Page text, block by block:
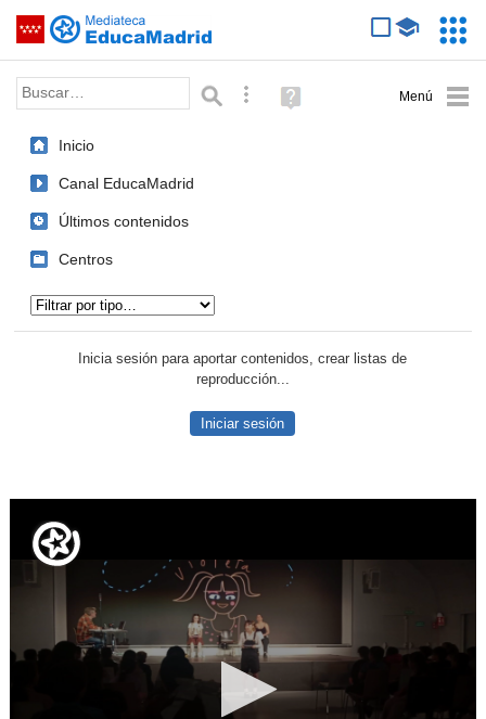
Saltar navegación
Palabra o frase: Búsqueda avanzada
Ayuda
(en
Inicio
Canal EducaMadrid
Últimos contenidos
Centros
Inicia sesión para aportar contenidos, crear listas de
reproducción...
Iniciar sesión